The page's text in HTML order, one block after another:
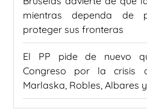
mientras dependa de
proteger sus fronteras
El PP pide de nuevo
Congreso por la crisis
Marlaska, Robles, Albares